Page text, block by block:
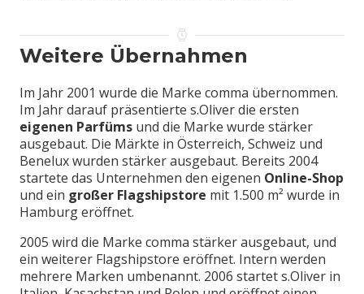
Weitere Übernahmen
Im Jahr 2001 wurde die Marke comma übernommen.
Im Jahr darauf präsentierte s.Oliver die ersten
eigenen Parfüms und die Marke wurde stärker
ausgebaut. Die Märkte in Österreich, Schweiz und
Benelux wurden stärker ausgebaut. Bereits 2004
startete das Unternehmen den eigenen Online-Shop
und ein großer Flagshipstore mit 1.500 m² wurde in
Hamburg eröffnet.
2005 wird die Marke comma stärker ausgebaut, und
ein weiterer Flagshipstore eröffnet. Intern werden
mehrere Marken umbenannt. 2006 startet s.Oliver in